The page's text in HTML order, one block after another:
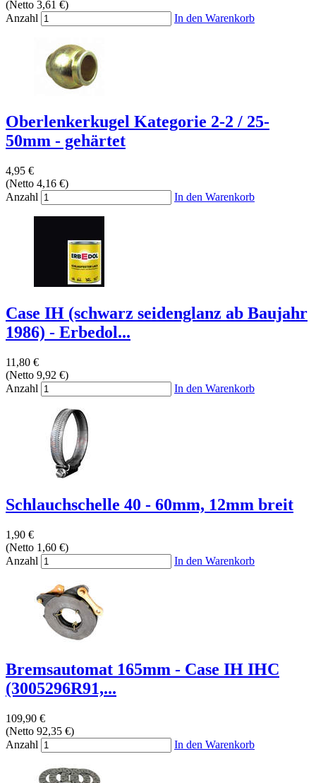
(Netto 3,61 €)
Anzahl
In den Warenkorb
Oberlenkerkugel Kategorie 2-2 / 25-
50mm - gehärtet
4,95 €
(Netto 4,16 €)
Anzahl
In den Warenkorb
Case IH (schwarz seidenglanz ab Baujahr
1986) - Erbedol...
11,80 €
(Netto 9,92 €)
Anzahl
In den Warenkorb
Schlauchschelle 40 - 60mm, 12mm breit
1,90 €
(Netto 1,60 €)
Anzahl
In den Warenkorb
Bremsautomat 165mm - Case IH IHC
(3005296R91,...
109,90 €
(Netto 92,35 €)
Anzahl
In den Warenkorb